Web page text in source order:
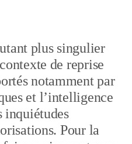
plus singulier
de reprise
notamment par
et l’intelligence
Pour la